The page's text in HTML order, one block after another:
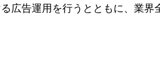
広告運用を行うとともに、業界